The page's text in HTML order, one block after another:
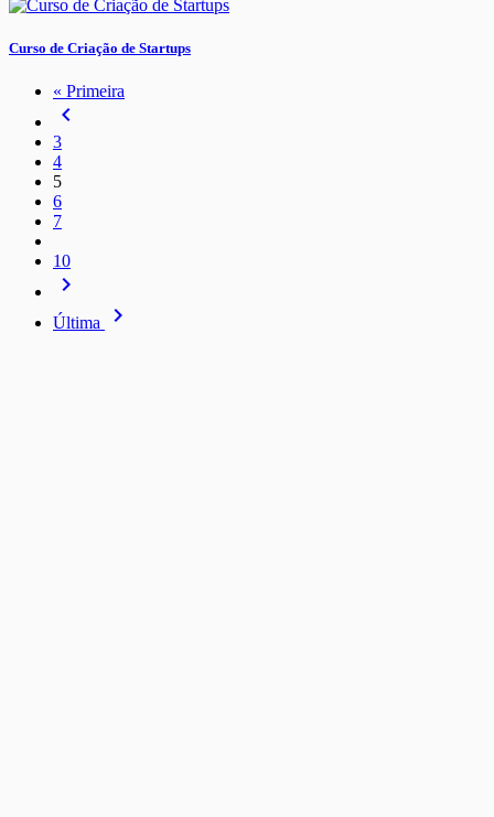
Curso de Criação de Startups
« Primeira
navigate_before
3
4
5
6
7
10
navigate_next
Última navigate_next